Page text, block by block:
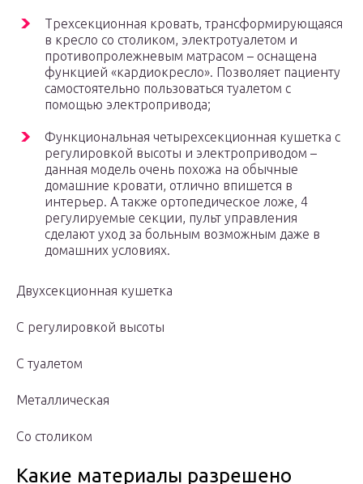
Трехсекционная кровать, трансформирующаяся
в кресло со столиком, электротуалетом и
противопролежневым матрасом – оснащена
функцией «кардиокресло». Позволяет пациенту
самостоятельно пользоваться туалетом с
помощью электропривода;
Функциональная четырехсекционная кушетка с
регулировкой высоты и электроприводом –
данная модель очень похожа на обычные
домашние кровати, отлично впишется в
интерьер. А также ортопедическое ложе, 4
регулируемые секции, пульт управления
сделают уход за больным возможным даже в
домашних условиях.
Двухсекционная кушетка
С регулировкой высоты
С туалетом
Металлическая
Со столиком
Какие материалы разрешено